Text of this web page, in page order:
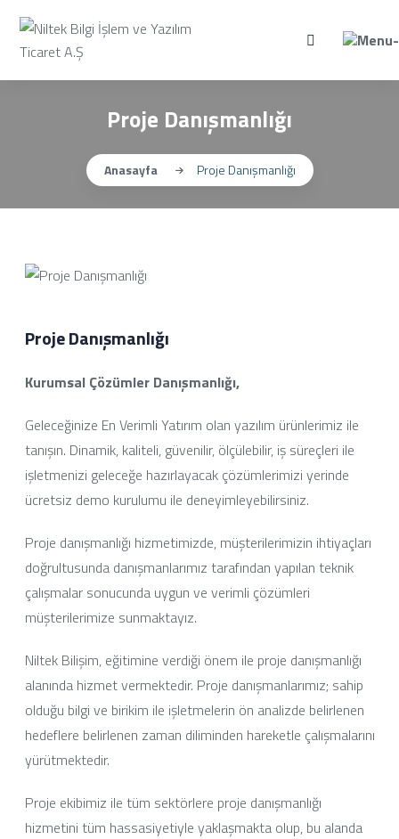
Proje Danışmanlığı
Anasayfa Proje Danışmanlığı
Proje Danışmanlığı
Kurumsal Çözümler Danışmanlığı,
Geleceğinize En Verimli Yatırım olan yazılım ürünlerimiz ile
tanışın. Dinamik, kaliteli, güvenilir, ölçülebilir, iş süreçleri ile
işletmenizi geleceğe hazırlayacak çözümlerimizi yerinde
ücretsiz demo kurulumu ile deneyimleyebilirsiniz.
Proje danışmanlığı hizmetimizde, müşterilerimizin ihtiyaçları
doğrultusunda danışmanlarımız tarafından yapılan teknik
çalışmalar sonucunda uygun ve verimli çözümleri
müşterilerimize sunmaktayız.
Niltek Bilişim, eğitimine verdiği önem ile proje danışmanlığı
alanında hizmet vermektedir. Proje danışmanlarımız; sahip
olduğu bilgi ve birikim ile işletmelerin ön analizde belirlenen
hedeflere belirlenen zaman diliminden hareketle çalışmalarını
yürütmektedir.
Proje ekibimiz ile tüm sektörlere proje danışmanlığı
hizmetini tüm hassasiyetiyle yaklaşmakta olup, bu alanda